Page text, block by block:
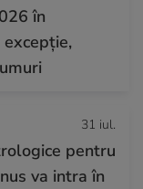
în
31 iul.
pentru
va intra în